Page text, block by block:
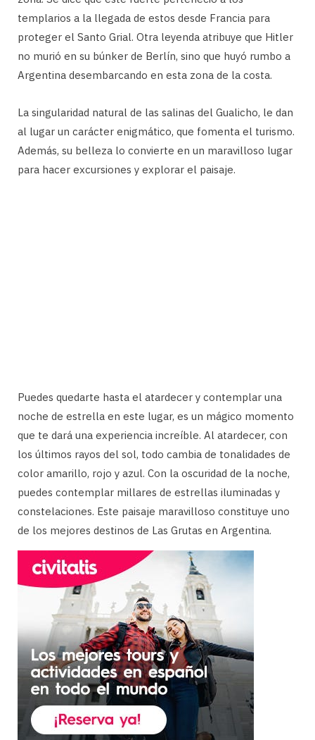
templarios a la llegada de estos desde Francia para
proteger el Santo Grial. Otra leyenda atribuye que Hitler
no murió en su búnker de Berlín, sino que huyó rumbo a
Argentina desembarcando en esta zona de la costa.
La singularidad natural de las salinas del Gualicho, le dan
al lugar un carácter enigmático, que fomenta el turismo.
Además, su belleza lo convierte en un maravilloso lugar
para hacer excursiones y explorar el paisaje.
Puedes quedarte hasta el atardecer y contemplar una
noche de estrella en este lugar, es un mágico momento
que te dará una experiencia increíble. Al atardecer, con
los últimos rayos del sol, todo cambia de tonalidades de
color amarillo, rojo y azul. Con la oscuridad de la noche,
puedes contemplar millares de estrellas iluminadas y
constelaciones. Este paisaje maravilloso constituye uno
de los mejores destinos de Las Grutas en Argentina.